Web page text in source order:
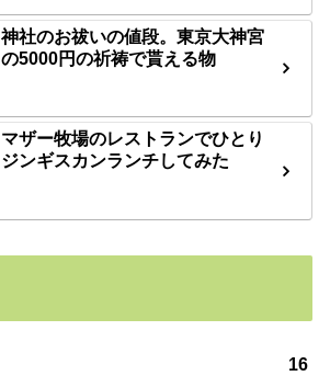
神社のお祓いの値段。東京大神宮
の5000円の祈祷で貰える物
マザー牧場のレストランでひとり
ジンギスカンランチしてみた
16